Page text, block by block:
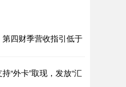
四财季营收指引低于
“外卡”取现，发放“汇